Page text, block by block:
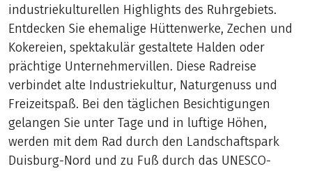
industriekulturellen Highlights des Ruhrgebiets.
Entdecken Sie ehemalige Hüttenwerke, Zechen und
Kokereien, spektakulär gestaltete Halden oder
prächtige Unternehmervillen. Diese Radreise
verbindet alte Industriekultur, Naturgenuss und
Freizeitspaß. Bei den täglichen Besichtigungen
gelangen Sie unter Tage und in luftige Höhen,
werden mit dem Rad durch den Landschaftspark
Duisburg-Nord und zu Fuß durch das UNESCO-